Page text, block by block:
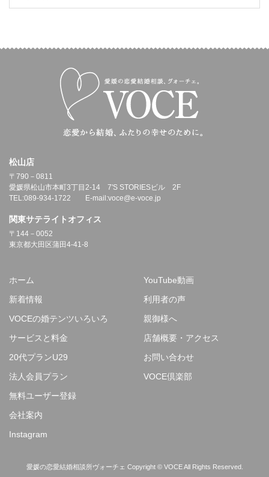
松山店
〒790－0811
愛媛県松山市本町3丁目2-14 7'S STORIESビル 2F
TEL:089-934-1722 E-mail:voce@e-voce.jp
関東サテライトオフィス
〒144－0052
東京都大田区蒲田4-41-8
ホーム
新着情報
VOCEの婚テンツいろいろ
サービスと料金
20代プランU29
法人会員プラン
YouTube動画
利用者の声
親御様へ
店舗概要・アクセス
お問い合わせ
VOCE倶楽部
無料ユーザー登録
会社案内
Instagram
愛媛の恋愛結婚相談所ヴォーチェ Copyright © VOCE All Rights Reserved.